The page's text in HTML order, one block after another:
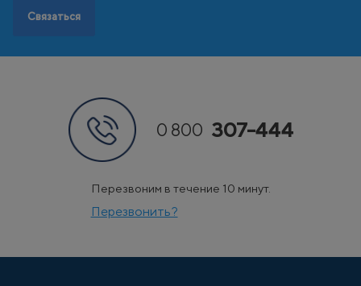
Связаться
0 800 307-444
Перезвоним в течение 10 минут.
Перезвонить?